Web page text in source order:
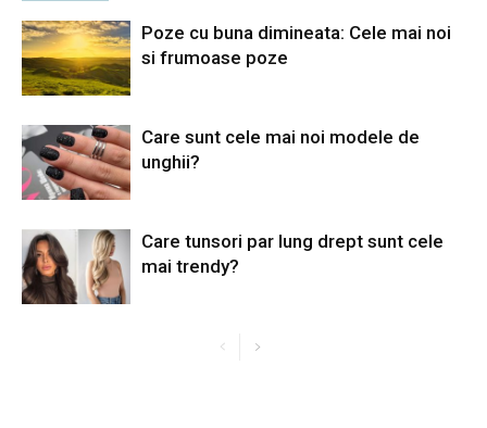
Poze cu buna dimineata: Cele mai noi
si frumoase poze
Care sunt cele mai noi modele de
unghii?
Care tunsori par lung drept sunt cele
mai trendy?